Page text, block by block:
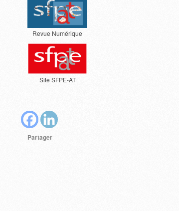
Revue Numérique
Site SFPE-AT
Partager